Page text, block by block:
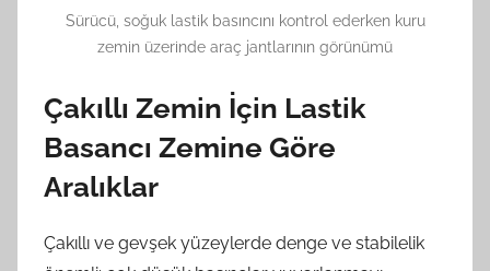
Sürücü, soğuk lastik basıncını kontrol ederken kuru
zemin üzerinde araç jantlarının görünümü
Çakıllı Zemin İçin Lastik
Basancı Zemine Göre
Aralıklar
Çakıllı ve gevşek yüzeylerde denge ve stabilelik